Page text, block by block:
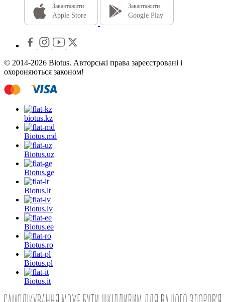
Завантажити
Apple Store
Завантажити
Google Play
© 2014-2026 Biotus. Авторські права зареєстровані і
охороняються законом!
biotus.kz
Biotus.md
Biotus.uz
Biotus.ge
Biotus.lt
Biotus.lv
Biotus.ee
Biotus.ro
Biotus.pl
Biotus.it